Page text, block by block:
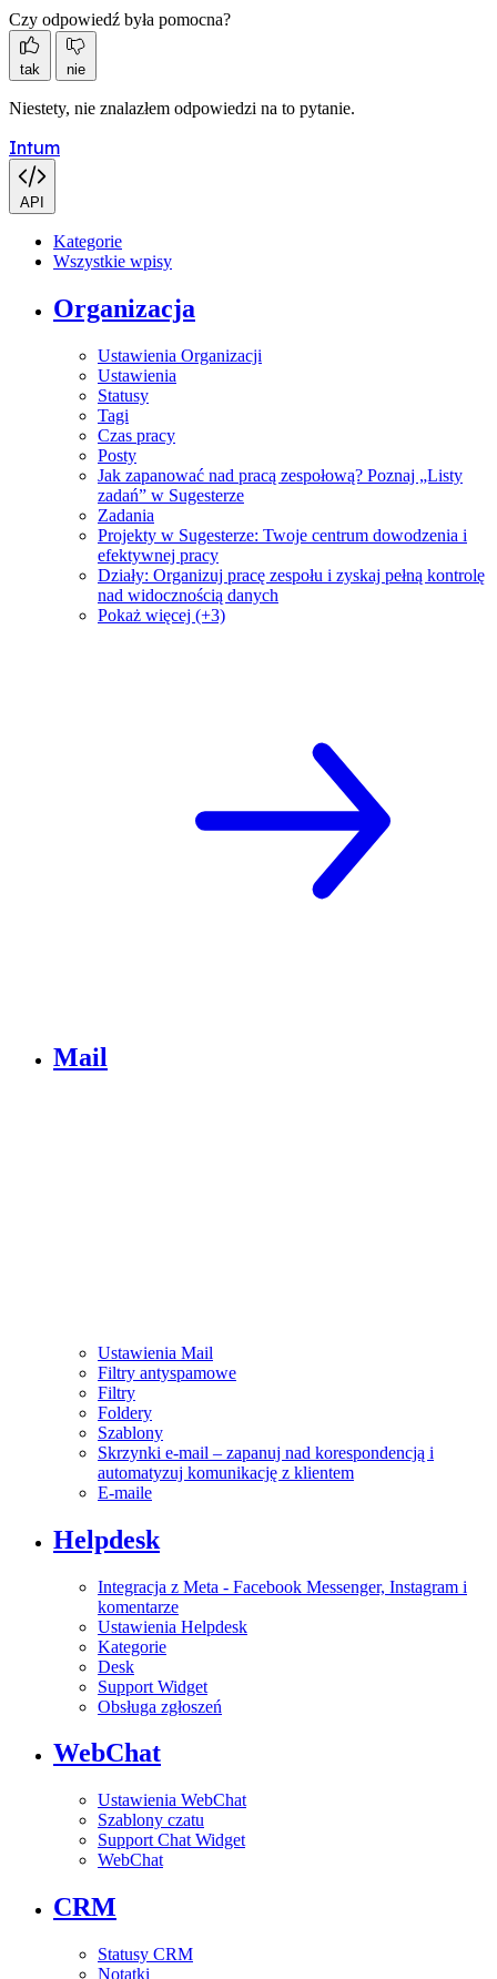
Czy odpowiedź była pomocna?
tak nie
Niestety, nie znalazłem odpowiedzi na to pytanie.
Intum
API
Kategorie
Wszystkie wpisy
Organizacja
Ustawienia Organizacji
Ustawienia
Statusy
Tagi
Czas pracy
Posty
Jak zapanować nad pracą zespołową? Poznaj „Listy
zadań” w Sugesterze
Zadania
Projekty w Sugesterze: Twoje centrum dowodzenia i
efektywnej pracy
Działy: Organizuj pracę zespołu i zyskaj pełną kontrolę
nad widocznością danych
Pokaż więcej (+3)
Mail
Ustawienia Mail
Filtry antyspamowe
Filtry
Foldery
Szablony
Skrzynki e-mail – zapanuj nad korespondencją i
automatyzuj komunikację z klientem
E-maile
Helpdesk
Integracja z Meta - Facebook Messenger, Instagram i
komentarze
Ustawienia Helpdesk
Kategorie
Desk
Support Widget
Obsługa zgłoszeń
WebChat
Ustawienia WebChat
Szablony czatu
Support Chat Widget
WebChat
CRM
Statusy CRM
Notatki